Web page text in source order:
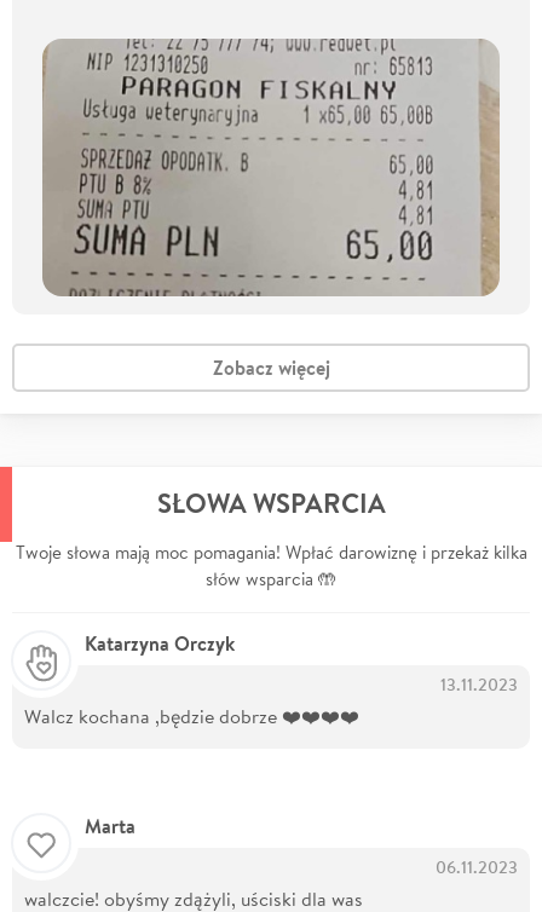
Zobacz więcej
SŁOWA WSPARCIA
Twoje słowa mają moc pomagania! Wpłać darowiznę i przekaż kilka
słów wsparcia 🤲
Katarzyna Orczyk
13.11.2023
Walcz kochana ,będzie dobrze ❤️❤️❤️❤️
Marta
06.11.2023
walczcie! obyśmy zdążyli, uściski dla was